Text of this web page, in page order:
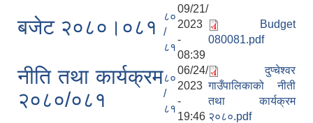
बजेट २०८०।०८१
८०
/
८१
09/21/
2023
-
08:39
Budget
080081.pdf
नीति तथा कार्यक्रम
२०८०/०८१
८०
/
८१
06/24/
2023
-
19:46
दुप्चेश्वर
गाउँपालिकाको नीती
तथा कार्यक्रम
२०८०.pdf